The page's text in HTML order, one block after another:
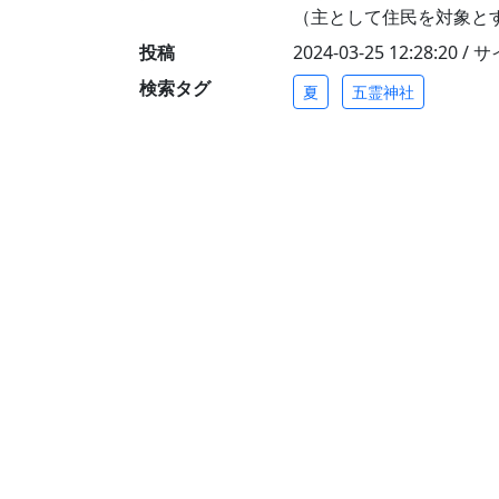
（主として住民を対象と
投稿
2024-03-25 12:28:20 / サ
検索タグ
夏 五霊神社